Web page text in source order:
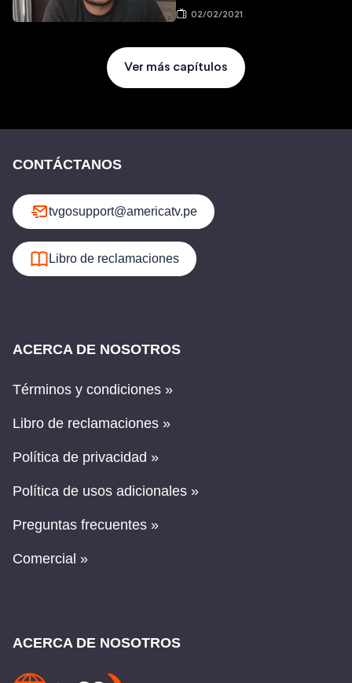
02/02/2021
Ver más capítulos
CONTÁCTANOS
tvgosupport@americatv.pe
Libro de reclamaciones
ACERCA DE NOSOTROS
Términos y condiciones »
Libro de reclamaciones »
Política de privacidad »
Política de usos adicionales »
Preguntas frecuentes »
Comercial »
ACERCA DE NOSOTROS